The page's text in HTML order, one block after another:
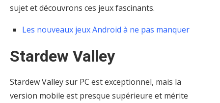
sujet et découvrons ces jeux fascinants.
Les nouveaux jeux Android à ne pas manquer
Stardew Valley
Stardew Valley sur PC est exceptionnel, mais la
version mobile est presque supérieure et mérite